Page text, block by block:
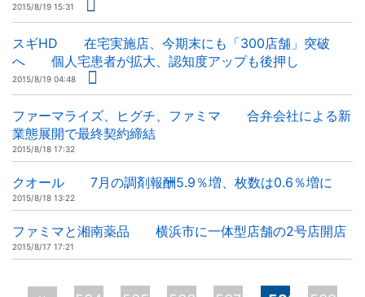
2015/8/19 15:31
スギHD 在宅実施店、今期末にも「300店舗」突破
へ 個人宅患者が拡大、認知度アップも後押し
2015/8/19 04:48
ファーマライズ、ヒグチ、ファミマ 合弁会社による新
業態展開で最終契約締結
2015/8/18 17:32
クオール 7月の調剤報酬5.9％増、枚数は0.6％増に
2015/8/18 13:22
ファミマと湘南薬品 横浜市に一体型店舗の2号店開店
2015/8/17 17:21
ペ